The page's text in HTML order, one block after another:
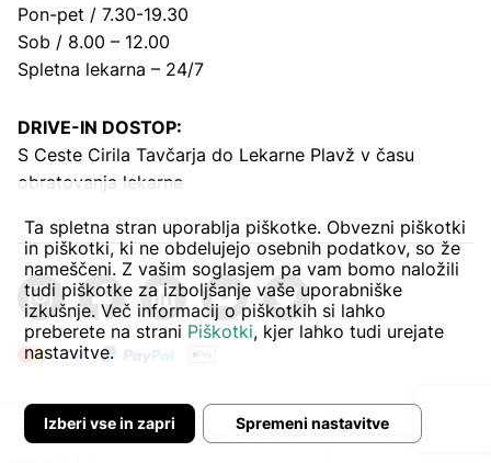
Pon-pet / 7.30-19.30
Sob / 8.00 – 12.00
Spletna lekarna – 24/7
DRIVE-IN DOSTOP:
S Ceste Cirila Tavčarja do Lekarne Plavž v času
obratovanja lekarne
Pogoji poslovanja Zasebnost in piškoti
Ta spletna stran uporablja piškotke. Obvezni piškotki
in piškotki, ki ne obdelujejo osebnih podatkov, so že
nameščeni. Z vašim soglasjem pa vam bomo naložili
tudi piškotke za izboljšanje vaše uporabniške
izkušnje. Več informacij o piškotkih si lahko
preberete na strani Piškotki, kjer lahko tudi urejate
nastavitve.
Spremeni nastavitve
Izberi vse in zapri